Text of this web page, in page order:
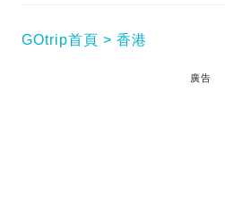
GOtrip首頁 香港
廣告